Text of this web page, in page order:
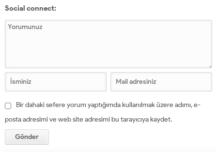
Social connect:
Bir dahaki sefere yorum yaptığımda kullanılmak üzere adımı, e-
posta adresimi ve web site adresimi bu tarayıcıya kaydet.